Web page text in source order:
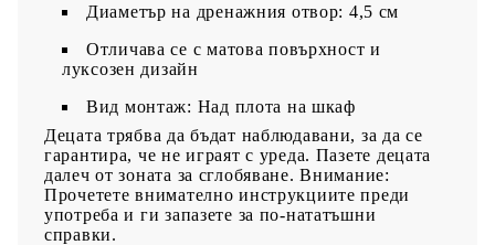
Диаметър на дренажния отвор: 4,5 см
Отличава се с матова повърхност и
луксозен дизайн
Вид монтаж: Над плота на шкаф
Децата трябва да бъдат наблюдавани, за да се
гарантира, че не играят с уреда. Пазете децата
далеч от зоната за сглобяване. Внимание:
Прочетете внимателно инструкциите преди
употреба и ги запазете за по-нататъшни
справки.